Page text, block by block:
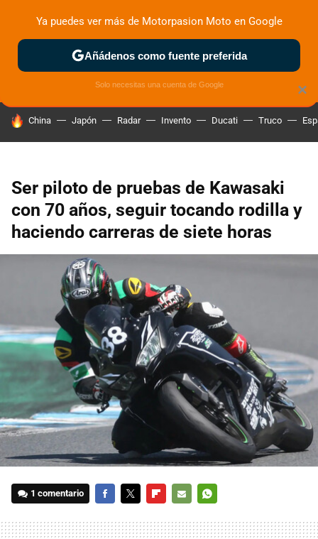
ZONA DE PRUEBAS DEPORTIVAS MOTOS ELÉCTRICAS
HOY SE HABLA DE
China Japón Radar Invento Ducati Truco
Ser piloto de pruebas de Kawasaki
con 70 años, seguir tocando rodilla y
haciendo carreras de siete horas
1 comentario
MAIL
×
Ya puedes ver más de Motorpasion Moto en Google
Añádenos como fuente preferida
Solo necesitas una cuenta de Google